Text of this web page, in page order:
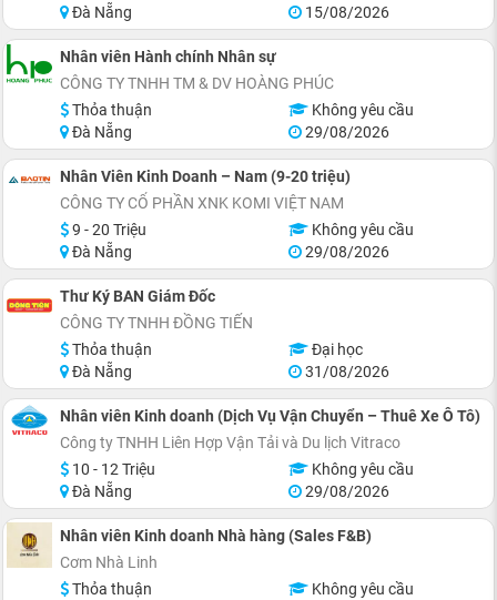
Đà Nẵng
15/08/2026
Nhân viên Hành chính Nhân sự
CÔNG TY TNHH TM & DV HOÀNG PHÚC
Thỏa thuận
Không yêu cầu
Đà Nẵng
29/08/2026
Nhân Viên Kinh Doanh – Nam (9-20 triệu)
CÔNG TY CỔ PHẦN XNK KOMI VIỆT NAM
9 - 20 Triệu
Không yêu cầu
Đà Nẵng
29/08/2026
Thư Ký BAN Giám Đốc
CÔNG TY TNHH ĐỒNG TIẾN
Thỏa thuận
Đại học
Đà Nẵng
31/08/2026
Nhân viên Kinh doanh (Dịch Vụ Vận Chuyển – Thuê Xe Ô Tô)
Công ty TNHH Liên Hợp Vận Tải và Du lịch Vitraco
10 - 12 Triệu
Không yêu cầu
Đà Nẵng
29/08/2026
Nhân viên Kinh doanh Nhà hàng (Sales F&B)
Cơm Nhà Linh
Thỏa thuận
Không yêu cầu